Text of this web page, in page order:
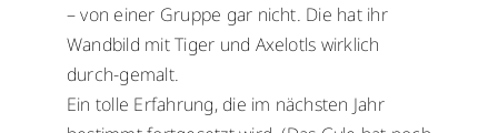
– von einer Gruppe gar nicht. Die hat ihr
Wandbild mit Tiger und Axelotls wirklich
durch-gemalt.
Ein tolle Erfahrung, die im nächsten Jahr